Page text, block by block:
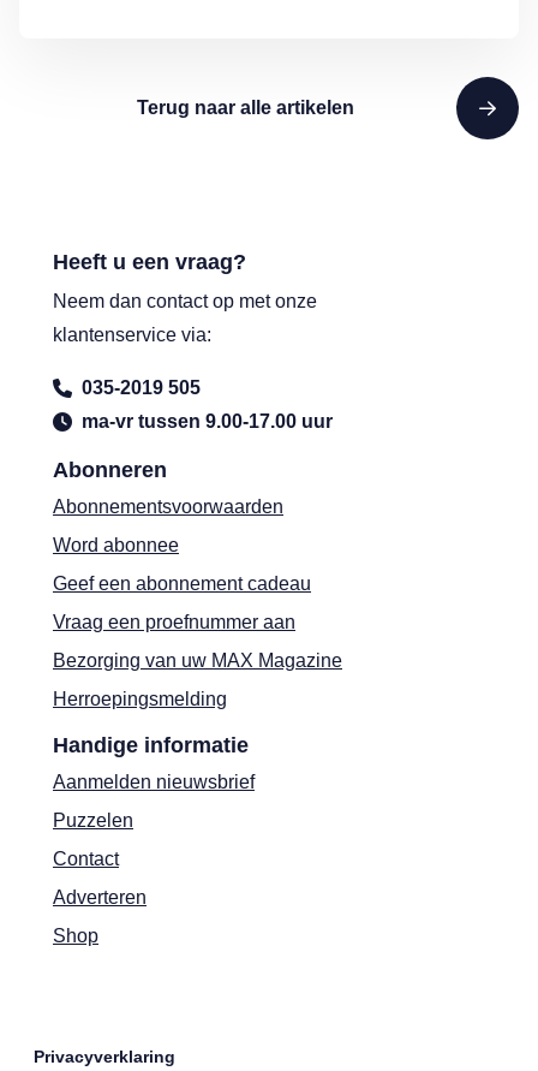
Terug naar alle artikelen
Abonneren
Abonnementsvoorwaarden
Word abonnee
Geef een abonnement cadeau
Vraag een proefnummer aan
Bezorging van uw MAX Magazine
Herroepingsmelding
Handige informatie
Aanmelden nieuwsbrief
Puzzelen
Contact
Adverteren
Shop
Heeft u een vraag?
Neem dan contact op met onze
klantenservice via:
035-2019 505
ma-vr tussen 9.00-17.00 uur
Privacyverklaring